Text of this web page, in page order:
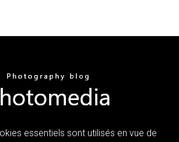
essentiels sont utilisés en vue de